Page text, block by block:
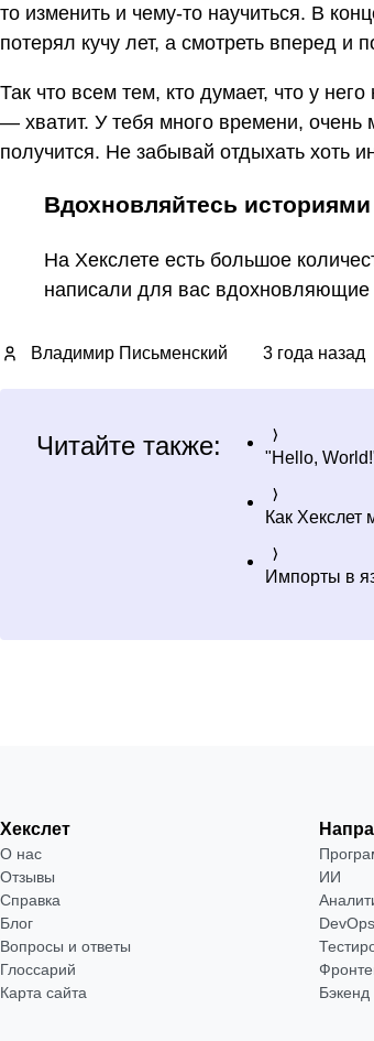
то изменить и чему-то научиться. В
потерял кучу лет, а смотреть вперед и
Так что всем тем, кто думает, что у
— хватит. У тебя много времени,
получится. Не забывай отдыхать хоть
Вдохновляйтесь историями
На Хекслете есть большое
написали для вас вдохновляющие
Владимир Письменский 3 года назад
Читайте также: "Hello,
Как Хекслет
Импорты в
Хекслет
О нас
Отзывы
Справка
Блог
Вопросы и ответы
Глоссарий
Карта сайта
ИИ
DevOps
Бэкенд